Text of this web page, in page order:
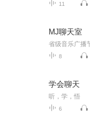
11
MJ聊天室
8
学会聊天
听，学，悟
6